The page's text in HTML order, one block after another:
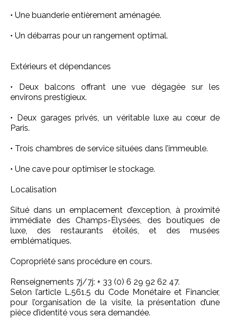
• Une buanderie entièrement aménagée.
• Un débarras pour un rangement optimal.
Extérieurs et dépendances
• Deux balcons offrant une vue dégagée sur les
environs prestigieux.
• Deux garages privés, un véritable luxe au cœur de
Paris.
• Trois chambres de service situées dans l’immeuble.
• Une cave pour optimiser le stockage.
Localisation
Situé dans un emplacement d’exception, à proximité
immédiate des Champs-Élysées, des boutiques de
luxe, des restaurants étoilés, et des musées
emblématiques.
Copropriété sans procédure en cours.
Renseignements 7j/7j: + 33 (0) 6 29 92 62 47.
Selon l’article L.561.5 du Code Monétaire et Financier,
pour l’organisation de la visite, la présentation d’une
pièce d’identité vous sera demandée.